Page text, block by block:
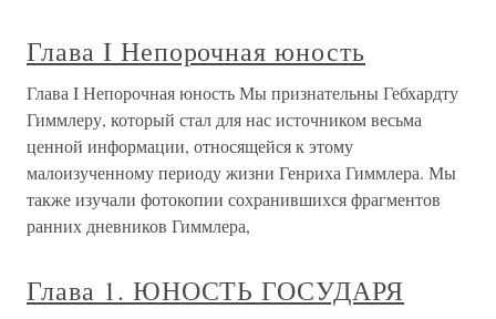
Глава I Непорочная юность
Глава I Непорочная юность Мы признательны Гебхардту
Гиммлеру, который стал для нас источником весьма
ценной информации, относящейся к этому
малоизученному периоду жизни Генриха Гиммлера. Мы
также изучали фотокопии сохранившихся фрагментов
ранних дневников Гиммлера,
Глава 1. ЮНОСТЬ ГОСУДАРЯ